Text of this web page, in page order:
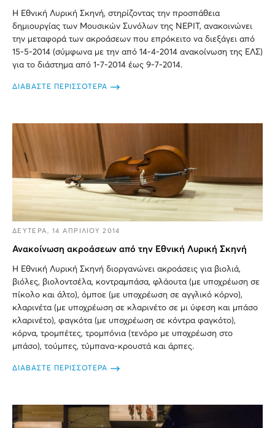
Η Εθνική Λυρική Σκηνή, στηρίζοντας την προσπάθεια
δημιουργίας των Μουσικών Συνόλων της ΝΕΡΙΤ, ανακοινώνει
την μεταφορά των ακροάσεων που επρόκειτο να διεξάγει από
15-5-2014 (σύμφωνα με την από 14-4-2014 ανακοίνωση της ΕΛΣ)
για το διάστημα από 1-7-2014 έως 9-7-2014.
ΔΙΑΒΑΣΤΕ ΠΕΡΙΣΣΟΤΕΡΑ
ΔΕΥΤΕΡΑ, 14 ΑΠΡΙΛΙΟΥ 2014
Ανακοίνωση ακροάσεων από την Εθνική Λυρική Σκηνή
Η Εθνική Λυρική Σκηνή διοργανώνει ακροάσεις για βιολιά,
βιόλες, βιολοντσέλα, κοντραμπάσα, φλάουτα (με υποχρέωση σε
πίκολο και άλτο), όμποε (με υποχρέωση σε αγγλικό κόρνο),
κλαρινέτα (με υποχρέωση σε κλαρινέτο σε μι ύφεση και μπάσο
κλαρινέτο), φαγκότα (με υποχρέωση σε κόντρα φαγκότο),
κόρνα, τρομπέτες, τρομπόνια (τενόρο με υποχρέωση στο
μπάσο), τούμπες, τύμπανα-κρουστά και άρπες.
ΔΙΑΒΑΣΤΕ ΠΕΡΙΣΣΟΤΕΡΑ